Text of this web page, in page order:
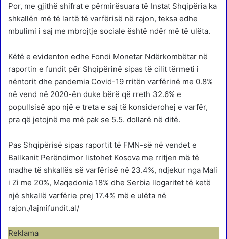
Por, me gjithë shifrat e përmirësuara të Instat Shqipëria ka
shkallën më të lartë të varfërisë në rajon, teksa edhe
mbulimi i saj me mbrojtje sociale është ndër më të ulëta.
Këtë e evidenton edhe Fondi Monetar Ndërkombëtar në
raportin e fundit për Shqipërinë sipas të cilit tërmeti i
nëntorit dhe pandemia Covid-19 rritën varfërinë me 0.8%
në vend në 2020-ën duke bërë që rreth 32.6% e
popullsisë apo një e treta e saj të konsiderohej e varfër,
pra që jetojnë me më pak se 5.5. dollarë në ditë.
Pas Shqipërisë sipas raportit të FMN-së në vendet e
Ballkanit Perëndimor listohet Kosova me rritjen më të
madhe të shkallës së varfërisë në 23.4%, ndjekur nga Mali
i Zi me 20%, Maqedonia 18% dhe Serbia llogaritet të ketë
një shkallë varfërie prej 17.4% më e ulëta në
rajon./lajmifundit.al/
Reklama